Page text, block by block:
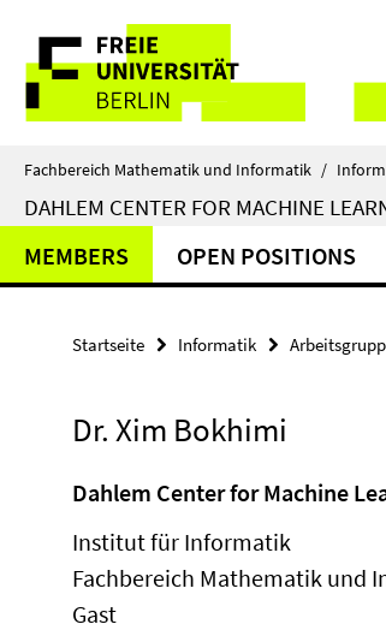
direkt
Inhalt
Service-
Navigation
Fachbereich Mathematik und Informatik /
DAHLEM CENTER FOR MACHINE
MEMBERS OPEN POSITIONS
Startseite Informatik
Dr. Xim Bokhimi
Dahlem Center for Machine
Institut für Informatik
Fachbereich Mathematik und
Gast